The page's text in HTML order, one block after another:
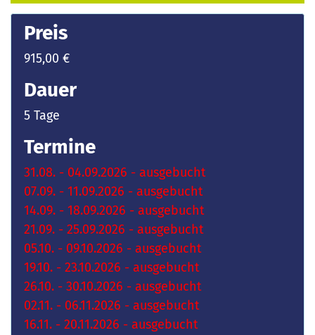
Preis
915,00 €
Dauer
5 Tage
Termine
31.08. - 04.09.2026 - ausgebucht
07.09. - 11.09.2026 - ausgebucht
14.09. - 18.09.2026 - ausgebucht
21.09. - 25.09.2026 - ausgebucht
05.10. - 09.10.2026 - ausgebucht
19.10. - 23.10.2026 - ausgebucht
26.10. - 30.10.2026 - ausgebucht
02.11. - 06.11.2026 - ausgebucht
16.11. - 20.11.2026 - ausgebucht